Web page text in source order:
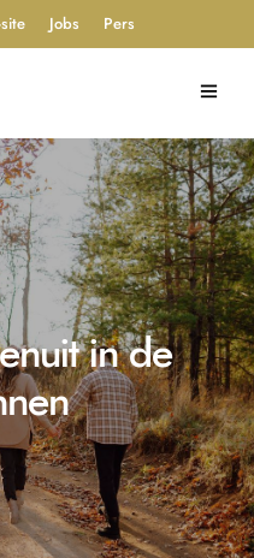
Jobs Pers
in de